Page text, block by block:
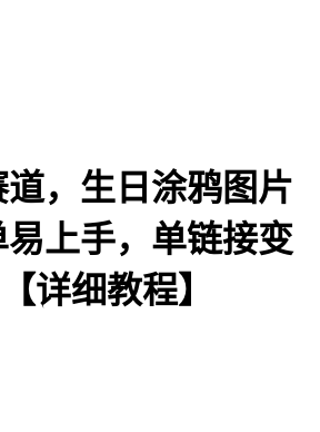
，生日涂鸦图片
上手，单链接变
详细教程】